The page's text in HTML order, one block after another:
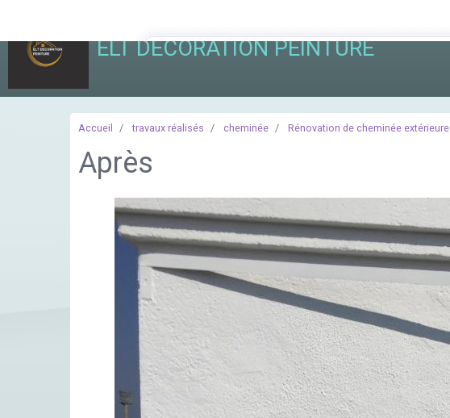
ELT DECORATION PEINTURE
Accueil travaux réalisés cheminée Rénovation de cheminée extérieure
Après